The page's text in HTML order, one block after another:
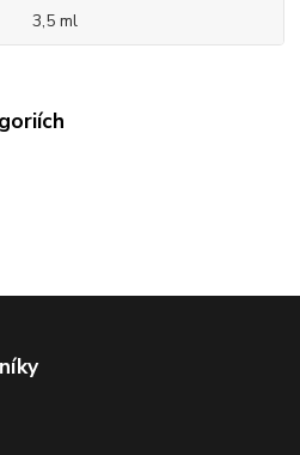
3,5 ml